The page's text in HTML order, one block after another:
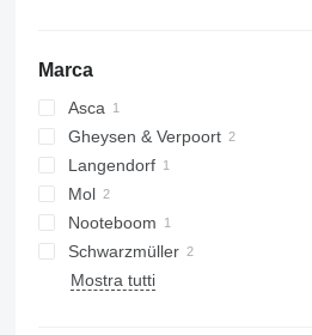
Marca
Asca
Gheysen & Verpoort
Langendorf
Mol
Nooteboom
ASDV
Schwarzmüller
Mostra tutti